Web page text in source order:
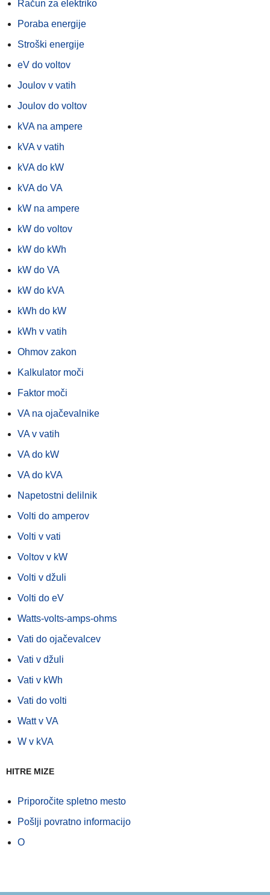
Račun za elektriko
Poraba energije
Stroški energije
eV do voltov
Joulov v vatih
Joulov do voltov
kVA na ampere
kVA v vatih
kVA do kW
kVA do VA
kW na ampere
kW do voltov
kW do kWh
kW do VA
kW do kVA
kWh do kW
kWh v vatih
Ohmov zakon
Kalkulator moči
Faktor moči
VA na ojačevalnike
VA v vatih
VA do kW
VA do kVA
Napetostni delilnik
Volti do amperov
Volti v vati
Voltov v kW
Volti v džuli
Volti do eV
Watts-volts-amps-ohms
Vati do ojačevalcev
Vati v džuli
Vati v kWh
Vati do volti
Watt v VA
W v kVA
HITRE MIZE
Priporočite spletno mesto
Pošlji povratno informacijo
O